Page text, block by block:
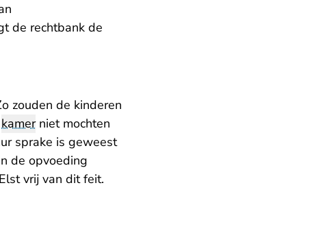
de rechtbank de
zouden de kinderen
kamerniet mochten
sprake is geweest
de opvoeding
vrij van dit feit.